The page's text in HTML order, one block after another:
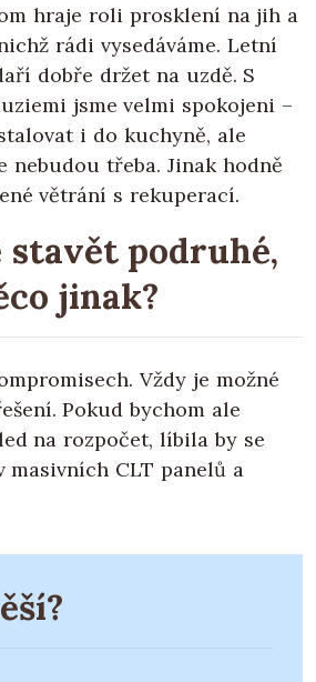
hraje roli prosklení na jih a
rádi vysedáváme. Letní
dobře držet na uzdě. S
jsme velmi spokojeni –
i do kuchyně, ale
nebudou třeba. Jinak hodně
větrání s rekuperací.
stavět podruhé,
jinak?
Vždy je možné
Pokud bychom ale
na rozpočet, líbila by se
masivních CLT panelů a